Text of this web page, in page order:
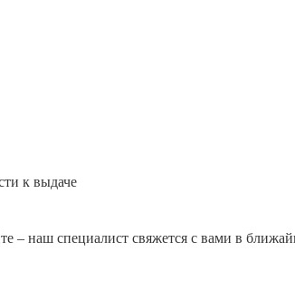
к выдаче
– наш специалист свяжется с вами в